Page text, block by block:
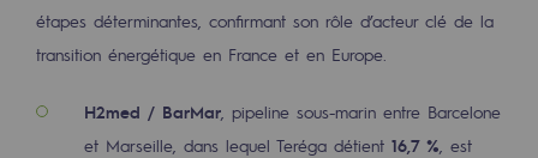
Sécurité industrielle
Gouvernance responsable
étapes déterminantes, confirmant son rôle d’acteur clé de la
transition énergétique en France et en Europe.
H2med / BarMar , pipeline sous-marin entre Barcelone
et Marseille, dans lequel Teréga détient 16,7 % , est